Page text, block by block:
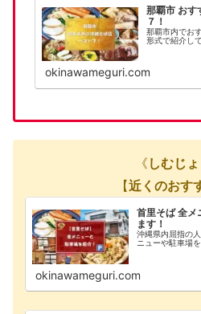
那覇市 おす
７！
那覇市内でお
形式で紹介し
okinawameguri.com
《 しむじょ
【近くのおす
首里そば 全メ
ます！
沖縄県内屈指の
ニューや駐車場
okinawameguri.com